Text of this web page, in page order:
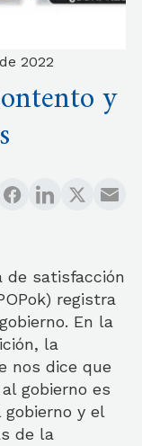
2022
y
de satisfacción
registra
En la
la
nos dice que
gobierno es
gobierno y el
de la